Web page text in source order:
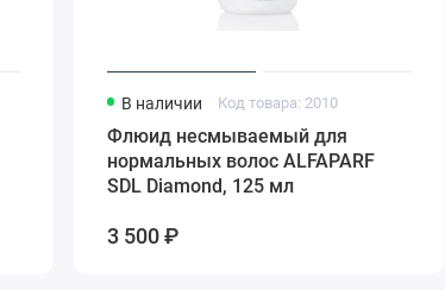
В наличии Код товара: 2010
Флюид несмываемый для
нормальных волос ALFAPARF
SDL Diamond, 125 мл
3 500 ₽